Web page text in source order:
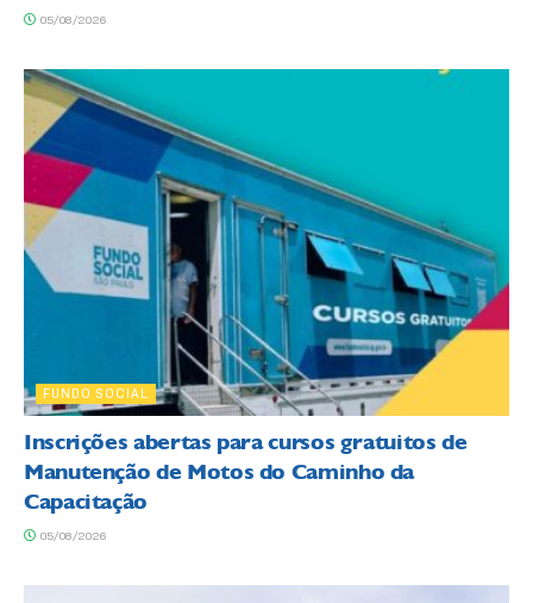
05/08/2026
FUNDO SOCIAL
Inscrições abertas para cursos gratuitos de
Manutenção de Motos do Caminho da
Capacitação
05/08/2026